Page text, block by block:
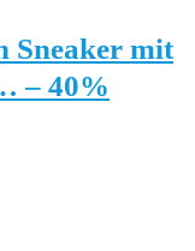
Sneaker mit
– 40%